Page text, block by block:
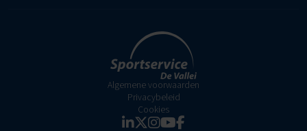
Algemene voorwaarden
Privacybeleid
Cookies